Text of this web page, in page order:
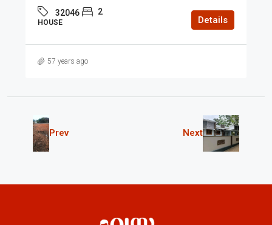
32046 2
HOUSE Details
57 years ago
Prev Next